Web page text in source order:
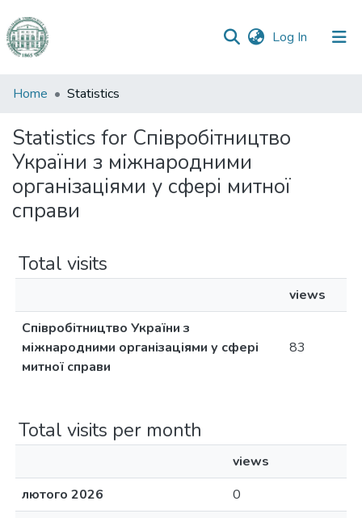
Log In (current)
Communities
Collections
All of DSpace
Home Statistics
Statistics for Співробітництво
України з міжнародними
організаціями у сфері митної
справи
Total visits
views
Співробітництво України з
міжнародними організаціями у сфері
митної справи
83
Total visits per month
views
лютого 2026
0